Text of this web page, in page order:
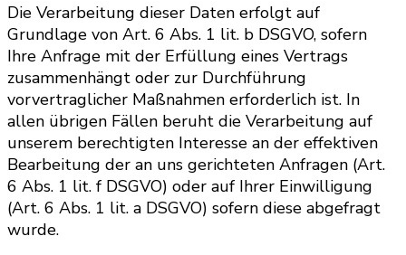
Die Verarbeitung dieser Daten erfolgt auf
Grundlage von Art. 6 Abs. 1 lit. b DSGVO, sofern
Ihre Anfrage mit der Erfüllung eines Vertrags
zusammenhängt oder zur Durchführung
vorvertraglicher Maßnahmen erforderlich ist. In
allen übrigen Fällen beruht die Verarbeitung auf
unserem berechtigten Interesse an der effektiven
Bearbeitung der an uns gerichteten Anfragen (Art.
6 Abs. 1 lit. f DSGVO) oder auf Ihrer Einwilligung
(Art. 6 Abs. 1 lit. a DSGVO) sofern diese abgefragt
wurde.